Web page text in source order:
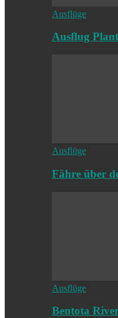
Ausflüge
Ausflug
Ausflüge
Fähre über
Ausflüge
Bentota